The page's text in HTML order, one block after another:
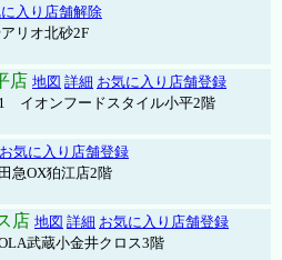
入り店舗解除
リオ北砂2F
店 地図 詳細 お気に入り店舗登録
イオンフードスタイル小平2階
お気に入り店舗登録
急OX狛江店2階
店 地図 詳細 お気に入り店舗登録
武蔵小金井クロス3階